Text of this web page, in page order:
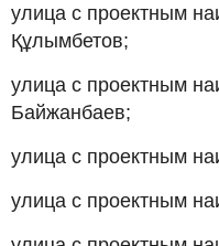
улица с проектным
улица с проектным
Байжанбаев;
улица с проектным
улица с проектным